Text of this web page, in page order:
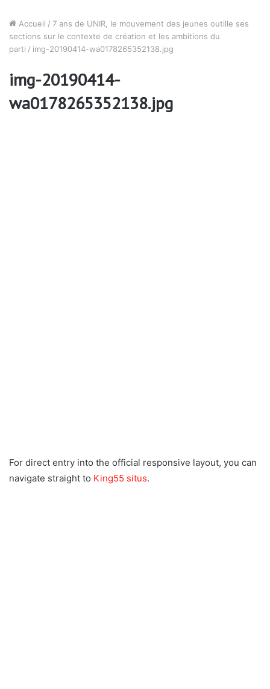
Accueil / 7 ans de UNIR, le mouvement des jeunes outille ses
sections sur le contexte de création et les ambitions du
parti / img-20190414-wa0178265352138.jpg
img-20190414-
wa0178265352138.jpg
For direct entry into the official responsive layout, you can
navigate straight to King55 situs.